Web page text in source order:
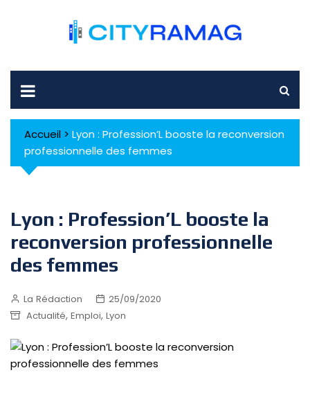
Accueil > Lyon : Profession’L booste la reconversion
professionnelle des femmes
Lyon : Profession’L booste la
reconversion professionnelle
des femmes
La Rédaction
25/09/2020
Actualité, Emploi, Lyon